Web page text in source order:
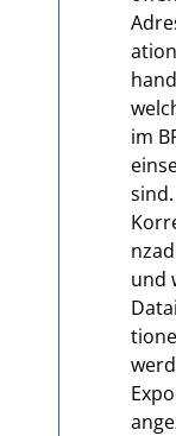
im
sind.
und